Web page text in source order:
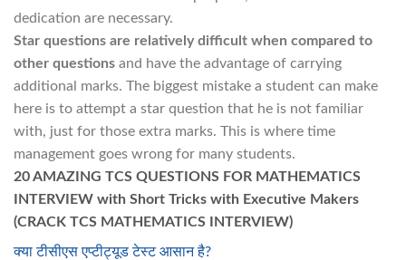
dedication are necessary.
Star questions are relatively difficult when compared to
other questions and have the advantage of carrying
additional marks. The biggest mistake a student can make
here is to attempt a star question that he is not familiar
with, just for those extra marks. This is where time
management goes wrong for many students.
20 AMAZING TCS QUESTIONS FOR MATHEMATICS
INTERVIEW with Short Tricks with Executive Makers
(CRACK TCS MATHEMATICS INTERVIEW)
क्या टीसीएस एप्टीट्यूड टेस्ट आसान है?